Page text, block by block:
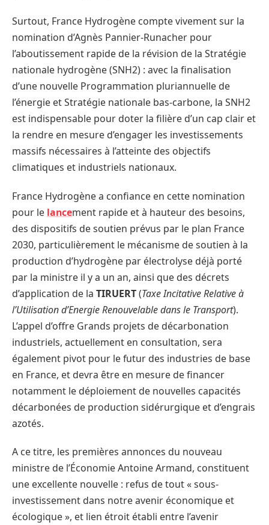
Surtout, France Hydrogène compte vivement sur la
nomination d’Agnès Pannier-Runacher pour
l’aboutissement rapide de la révision de la Stratégie
nationale hydrogène (SNH2) : avec la finalisation
d’une nouvelle Programmation pluriannuelle de
l’énergie et Stratégie nationale bas-carbone, la SNH2
est indispensable pour doter la filière d’un cap clair et
la rendre en mesure d’engager les investissements
massifs nécessaires à l’atteinte des objectifs
climatiques et industriels nationaux.
France Hydrogène a confiance en cette nomination
pour le lancement rapide et à hauteur des besoins,
des dispositifs de soutien prévus par le plan France
2030, particulièrement le mécanisme de soutien à la
production d’hydrogène par électrolyse déjà porté
par la ministre il y a un an, ainsi que des décrets
d’application de la TIRUERT(Taxe Incitative Relative à
l’Utilisation d’Energie Renouvelable dans le Transport).
L’appel d’offre Grands projets de décarbonation
industriels, actuellement en consultation, sera
également pivot pour le futur des industries de base
en France, et devra être en mesure de financer
notamment le déploiement de nouvelles capacités
décarbonées de production sidérurgique et d’engrais
azotés.
A ce titre, les premières annonces du nouveau
ministre de l’Économie Antoine Armand, constituent
une excellente nouvelle : refus de tout « sous-
investissement dans notre avenir économique et
écologique », et lien étroit établi entre l’avenir